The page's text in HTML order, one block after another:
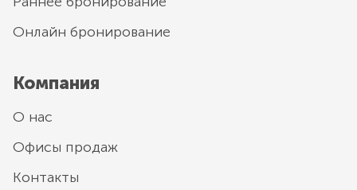
Онлайн бронирование
Компания
О нас
Офисы продаж
Контакты